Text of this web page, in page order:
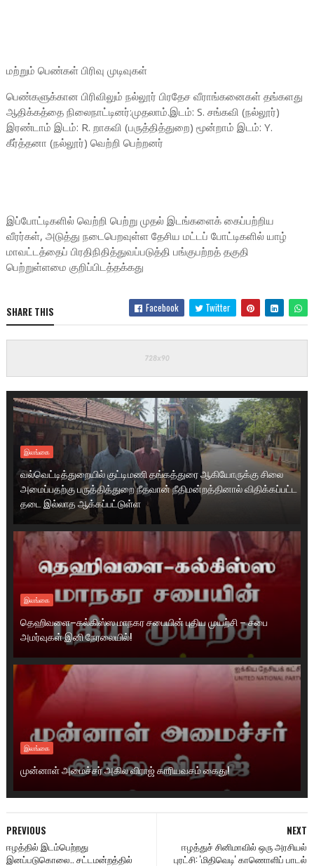
மற்றும் பெண்கள் பிரிவு முடிவுகள்
பெண்களுக்கான பிரிவிலும் நல்லூர் பிரதேச வீராங்கனைகள் தங்களது
ஆதிக்கத்தை நிலைநாட்டினர்:முதலாம்.இடம்: S. சங்கவி (நல்லூர்)
இரண்டாம் இடம்: R. றாகவி (பருத்தித்துறை) மூன்றாம் இடம்: Y.
கீர்த்தனா (நல்லூர்) வெற்றி பெற்றனர்
இப்போட்டிகளில் வெற்றி பெற்று முதல் இடங்களைக் கைப்பற்றிய
வீரர்கள், அடுத்து நடைபெறவுள்ள தேசிய மட்டப் போட்டிகளில் யாழ்
மாவட்டத்தைப் பிரதிநிதித்துவப்படுத்தி பங்குபற்றத் தகுதி
பெற்றுள்ளமை குறிப்பிடத்தக்கது
SHARE THIS Facebook Twitter
இலங்கை
வல்வெட்டித்துறையில் குட்டிமணி தங்கத்துரை ஆகியோருக்கு சிலை
அமைப்பதற்கு பருத்தித்துறை நீதவான் நீதிமன்றத்தினால் விதிக்கப்பட்ட
தடை இல்லாத ஆக்கப்பட்டுள்ள
இலங்கை
தெஹிவளை–கல்கிஸ்ஸ மாநகர சபையின் புதிய முயற்சி – சபை
அமர்வுகள் இனி நேரலையில்!
இலங்கை
முன்னாள் அமைச்சர் அகில விராஜ் காரியவசம் கைது!
NEXT
ஈழத்துச் சினிமாவில் ஒரு அரசியல்
புரட்சி: 'மிதிவெடி' காணொளிப் பாடல்
PREVIOUS
ஈழத்தில் இடம்பெற்றது
இனப்படுகொலை.. சட்டமன்றத்தில்